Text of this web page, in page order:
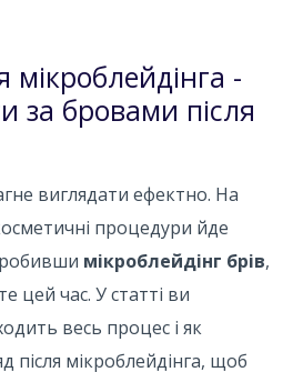
мікроблейдінга -
за бровами після
виглядати ефектно. На
процедури йде
мікроблейдінг брів,
цей час. У статті ви
весь процес і як
після мікроблейдінга, щоб